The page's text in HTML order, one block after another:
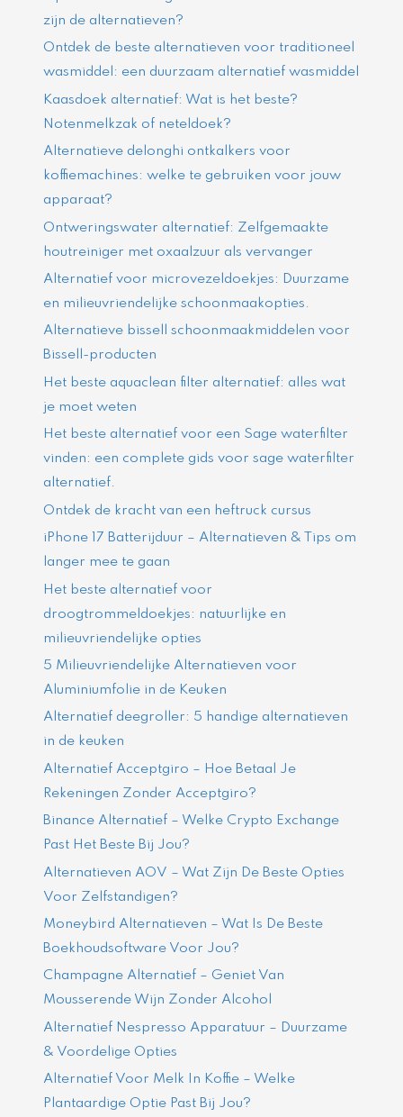
zijn de alternatieven?
Ontdek de beste alternatieven voor traditioneel
wasmiddel: een duurzaam alternatief wasmiddel
Kaasdoek alternatief: Wat is het beste?
Notenmelkzak of neteldoek?
Alternatieve delonghi ontkalkers voor
koffiemachines: welke te gebruiken voor jouw
apparaat?
Ontweringswater alternatief: Zelfgemaakte
houtreiniger met oxaalzuur als vervanger
Alternatief voor microvezeldoekjes: Duurzame
en milieuvriendelijke schoonmaakopties.
Alternatieve bissell schoonmaakmiddelen voor
Bissell-producten
Het beste aquaclean filter alternatief: alles wat
je moet weten
Het beste alternatief voor een Sage waterfilter
vinden: een complete gids voor sage waterfilter
alternatief.
Ontdek de kracht van een heftruck cursus
iPhone 17 Batterijduur – Alternatieven & Tips om
langer mee te gaan
Het beste alternatief voor
droogtrommeldoekjes: natuurlijke en
milieuvriendelijke opties
5 Milieuvriendelijke Alternatieven voor
Aluminiumfolie in de Keuken
Alternatief deegroller: 5 handige alternatieven
in de keuken
Alternatief Acceptgiro – Hoe Betaal Je
Rekeningen Zonder Acceptgiro?
Binance Alternatief – Welke Crypto Exchange
Past Het Beste Bij Jou?
Alternatieven AOV – Wat Zijn De Beste Opties
Voor Zelfstandigen?
Moneybird Alternatieven – Wat Is De Beste
Boekhoudsoftware Voor Jou?
Champagne Alternatief – Geniet Van
Mousserende Wijn Zonder Alcohol
Alternatief Nespresso Apparatuur – Duurzame
& Voordelige Opties
Alternatief Voor Melk In Koffie – Welke
Plantaardige Optie Past Bij Jou?